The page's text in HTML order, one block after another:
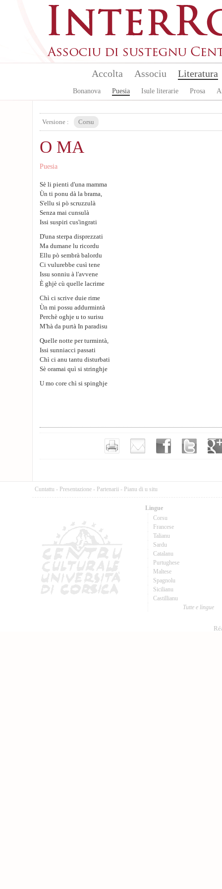
Accolta Associu Literatura
Bonanova Puesia Isule literarie Prosa
Versione : Corsu
O MA
Puesia
Sè li pienti d'una mamma
Ùn ti ponu dà la brama,
S'ellu si pò scruzzulà
Senza mai cunsulà
Issi suspiri cus'ingrati
D'una sterpa disprezzati
Ma dumane lu ricordu
Ellu pò sembrà balordu
Ci vulurebbe cusì tene
Issu sonniu à l'avvene
È ghjè cù quelle lacrime
Chì ci scrive duie rime
Ùn mi possu addurmintà
Perchè oghje u to surisu
M'hà da purtà In paradisu
Quelle notte per turmintà,
Issi sunniacci passati
Chì ci anu tantu disturbati
Sè oramai quì si stringhje
U mo core chì si spinghje
Cuntattu - Presentazione - Partenarii - Pianu di u situ
Lingue
Corsu
Francese
Talianu
Sardu
Catalanu
Purtughese
Maltese
Spagnolu
Sicilianu
Castillianu
Tutte e lingue